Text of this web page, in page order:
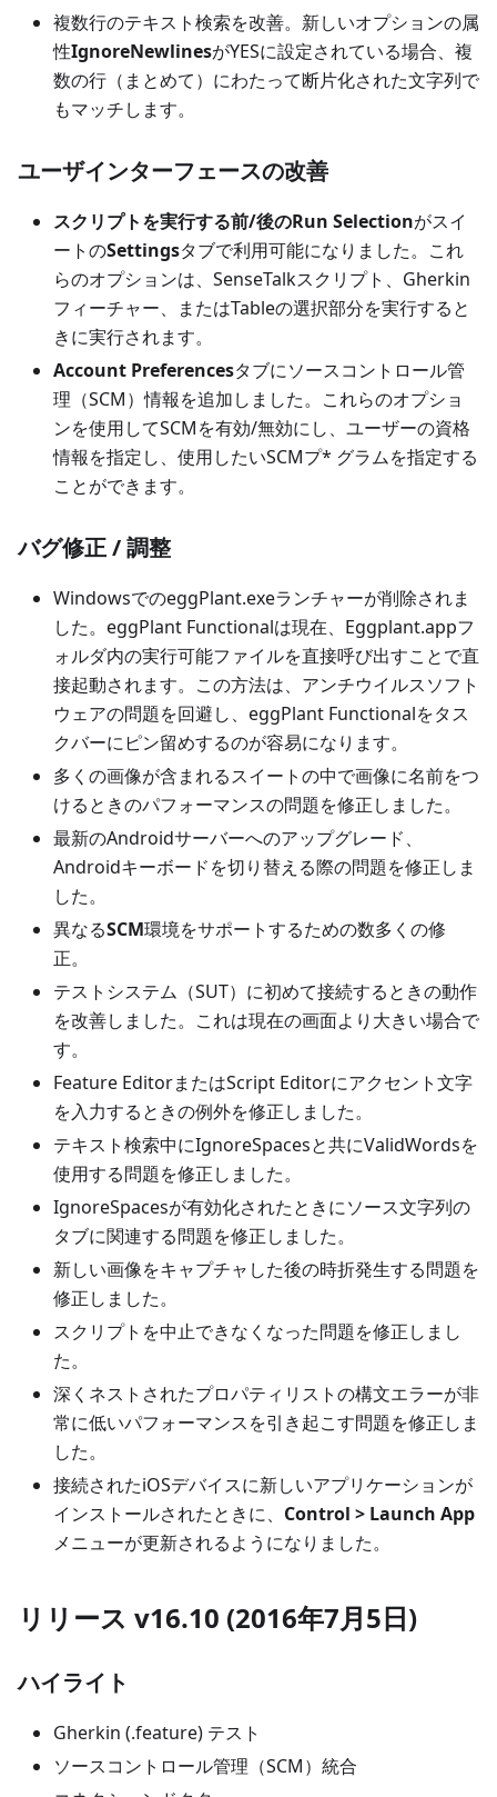
複数行のテキスト検索を改善。新しいオプションの属
性IgnoreNewlinesがYESに設定されている場合、複
数の行（まとめて）にわたって断片化された文字列で
もマッチします。
ユーザインターフェースの改善
スクリプトを実行する前/後のRun Selectionがスイ
ートのSettingsタブで利用可能になりました。これ
らのオプションは、SenseTalkスクリプト、Gherkin
フィーチャー、またはTableの選択部分を実行すると
きに実行されます。
Account Preferencesタブにソースコントロール管
理（SCM）情報を追加しました。これらのオプショ
ンを使用してSCMを有効/無効にし、ユーザーの資格
情報を指定し、使用したいSCMプ* グラムを指定する
ことができます。
バグ修正 / 調整
WindowsでのeggPlant.exeランチャーが削除されま
した。eggPlant Functionalは現在、Eggplant.appフ
ォルダ内の実行可能ファイルを直接呼び出すことで直
接起動されます。この方法は、アンチウイルスソフト
ウェアの問題を回避し、eggPlant Functionalをタス
クバーにピン留めするのが容易になります。
多くの画像が含まれるスイートの中で画像に名前をつ
けるときのパフォーマンスの問題を修正しました。
最新のAndroidサーバーへのアップグレード、
Androidキーボードを切り替える際の問題を修正しま
した。
異なるSCM環境をサポートするための数多くの修
正。
テストシステム（SUT）に初めて接続するときの動作
を改善しました。これは現在の画面より大きい場合で
す。
Feature EditorまたはScript Editorにアクセント文字
を入力するときの例外を修正しました。
テキスト検索中にIgnoreSpacesと共にValidWordsを
使用する問題を修正しました。
IgnoreSpacesが有効化されたときにソース文字列の
タブに関連する問題を修正しました。
新しい画像をキャプチャした後の時折発生する問題を
修正しました。
スクリプトを中止できなくなった問題を修正しまし
た。
深くネストされたプロパティリストの構文エラーが非
常に低いパフォーマンスを引き起こす問題を修正しま
した。
接続されたiOSデバイスに新しいアプリケーションが
インストールされたときに、 Control > Launch App
メニューが更新されるようになりました。
リリース v16.10 (2016年7月5日)
ハイライト
Gherkin (.feature) テスト
ソースコントロール管理（SCM）統合